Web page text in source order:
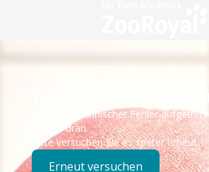
Technisches Problem
Es ist ein technischer Fehler
bereits dran.
Bitte versuchen Sie es später erneut.
Erneut versuchen